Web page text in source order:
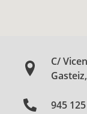
C/
945